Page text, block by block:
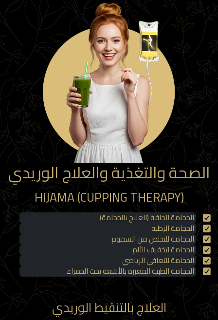
والتغذية والعلاج الوريدي
HIJAMA (CUPPING THERAPY)
الحجامة الجافة (العلاج بالحجامة)
الحجامة الرطبة
الحجامة للتخلص من السموم
الحجامة لتخفيف الألم
الحجامة للتعافي الرياضي
الحجامة الطبية المعززة بالأشعة تحت الحمراء
العلاج بالتنقيط الوريدي